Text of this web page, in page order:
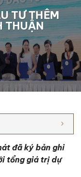
TƯ THÊM
THUẬN
đã ký bản ghi
tổng giá trị dự